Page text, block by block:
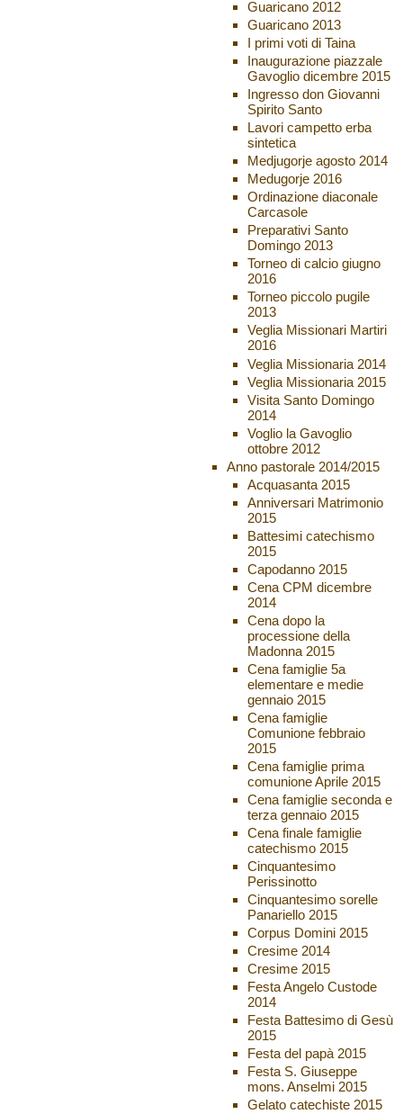
Guaricano 2012
Guaricano 2013
I primi voti di Taina
Inaugurazione piazzale
Gavoglio dicembre 2015
Ingresso don Giovanni
Spirito Santo
Lavori campetto erba
sintetica
Medjugorje agosto 2014
Medugorje 2016
Ordinazione diaconale
Carcasole
Preparativi Santo
Domingo 2013
Torneo di calcio giugno
2016
Torneo piccolo pugile
2013
Veglia Missionari Martiri
2016
Veglia Missionaria 2014
Veglia Missionaria 2015
Visita Santo Domingo
2014
Voglio la Gavoglio
ottobre 2012
Anno pastorale 2014/2015
Acquasanta 2015
Anniversari Matrimonio
2015
Battesimi catechismo
2015
Capodanno 2015
Cena CPM dicembre
2014
Cena dopo la
processione della
Madonna 2015
Cena famiglie 5a
elementare e medie
gennaio 2015
Cena famiglie
Comunione febbraio
2015
Cena famiglie prima
comunione Aprile 2015
Cena famiglie seconda e
terza gennaio 2015
Cena finale famiglie
catechismo 2015
Cinquantesimo
Perissinotto
Cinquantesimo sorelle
Panariello 2015
Corpus Domini 2015
Cresime 2014
Cresime 2015
Festa Angelo Custode
2014
Festa Battesimo di Gesù
2015
Festa del papà 2015
Festa S. Giuseppe
mons. Anselmi 2015
Gelato catechiste 2015